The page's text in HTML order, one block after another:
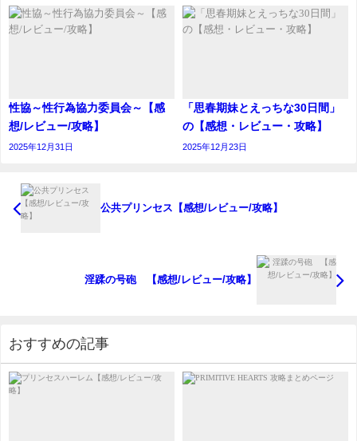
性協～性行為協力委員会～【感
想/レビュー/攻略】
2025年12月31日
「思春期妹とえっちな30日間」
の【感想・レビュー・攻略】
2025年12月23日
公共プリンセス【感想/レビュー/攻略】
淫蹂の号砲 【感想/レビュー/攻略】
おすすめの記事